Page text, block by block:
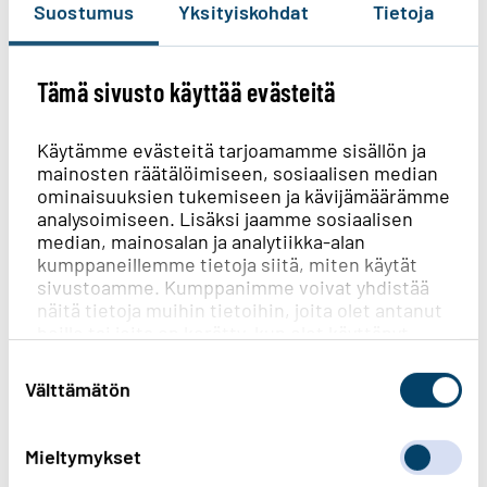
Suostumus Yksityiskohdat Tietoja
Tämä sivusto käyttää evästeitä
Käytämme evästeitä tarjoamamme sisällön ja
mainosten räätälöimiseen, sosiaalisen median
ominaisuuksien tukemiseen ja kävijämäärämme
analysoimiseen. Lisäksi jaamme sosiaalisen
median, mainosalan ja analytiikka-alan
kumppaneillemme tietoja siitä, miten käytät
sivustoamme. Kumppanimme voivat yhdistää
näitä tietoja muihin tietoihin, joita olet antanut
valinta
Välttämätön
Mieltymykset
energiatehokkaita.
kilon pyykkimäärän kuivattamiseen
kuivauskaappi tarvitsee samaan
tehtävään 3,1 kWh. Ilmaista pyykin
kuivatus on vain narulla ulkona.
Sauno pienemmällä energialla
Sähkökiuas on yksi suurimmista kodin
sähkönkäyttäjistä. Kesää ja mökkisaunaa
odotellessa sähköä saat säästymään
lyhentämällä saunan lämmitysaikaa ja